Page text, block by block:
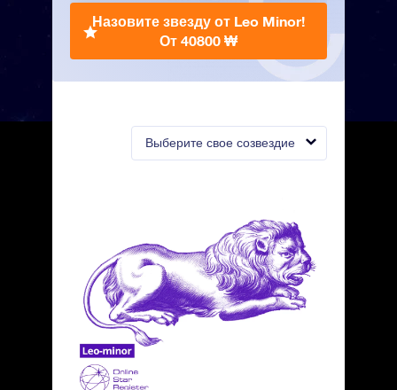
Выберите свое созвездие
Назовите звезду от Leo Minor!
От 40800 ₩